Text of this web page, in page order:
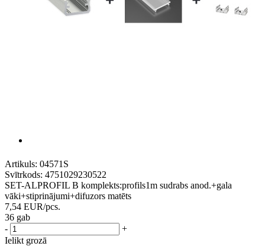
Artikuls: 04571S
Svītrkods: 4751029230522
SET-ALPROFIL B komplekts:profils1m sudrabs anod.+gala
vāki+stiprinājumi+difuzors matēts
7,54 EUR/pcs.
36 gab
-
+
Ielikt grozā